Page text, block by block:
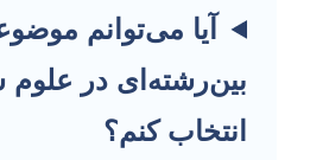
آیا می‌توانم
بین‌رشته‌ای در
انتخاب کنم؟